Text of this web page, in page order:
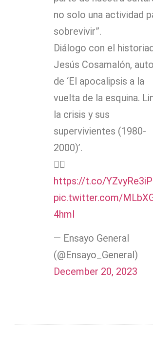
no solo una actividad
sobrevivir”.
Diálogo con el
Jesús Cosamalón,
de ‘El apocalipsis a la
vuelta de la esquina.
la crisis y sus
supervivientes (1980-
2000)’.
👉🏽
https://t.co/
pic.twitter.com/
4hmI
— Ensayo General
(@Ensayo_General)
December 20, 2023